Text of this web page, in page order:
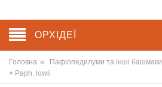
ОРХІДЕЇ
Головна » Пафіопедилуми та інші башмаки
× Paph. lowii